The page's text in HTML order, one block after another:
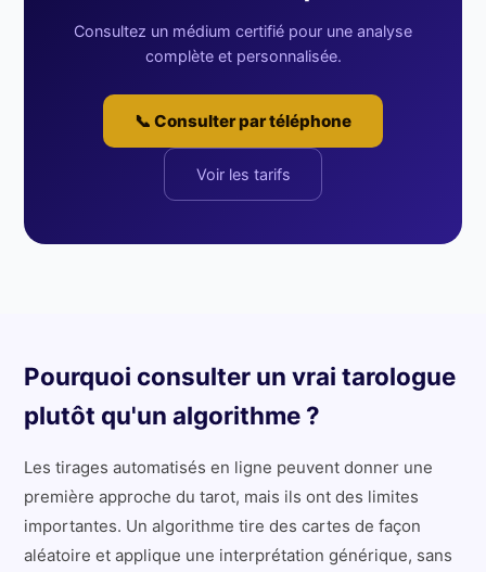
Consultez un médium certifié pour une analyse
complète et personnalisée.
📞 Consulter par téléphone
Voir les tarifs
Pourquoi consulter un vrai tarologue
plutôt qu'un algorithme ?
Les tirages automatisés en ligne peuvent donner une
première approche du tarot, mais ils ont des limites
importantes. Un algorithme tire des cartes de façon
aléatoire et applique une interprétation générique, sans